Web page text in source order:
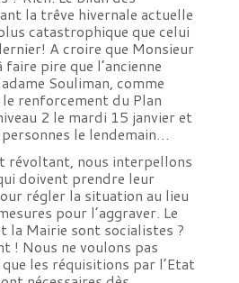
la trêve hivernale actuelle
catastrophique que celui
A croire que Monsieur
pire que l’ancienne
Souliman, comme
renforcement du Plan
2 le mardi 15 janvier et
le lendemain…
révoltant, nous interpellons
doivent prendre leur
régler la situation au lieu
pour l’aggraver. Le
la Mairie sont socialistes ?
! Nous ne voulons pas
les réquisitions par l’Etat